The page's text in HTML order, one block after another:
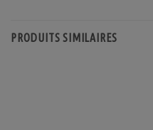
PRODUITS SIMILAIRES